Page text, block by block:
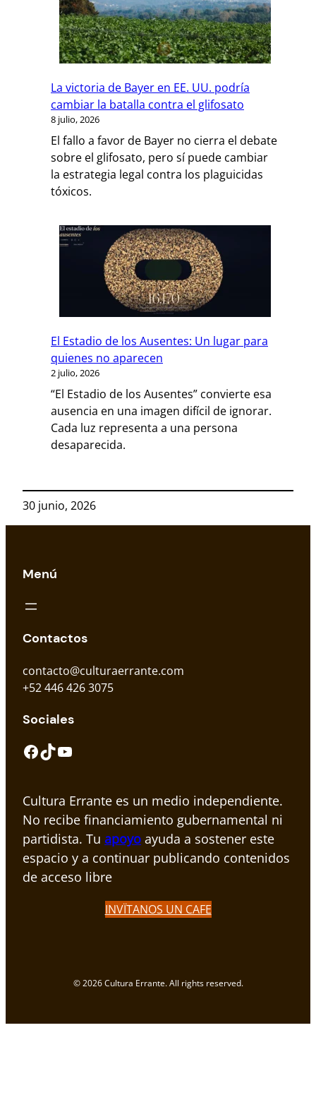
La victoria de Bayer en EE. UU. podría
cambiar la batalla contra el glifosato
8 julio, 2026
El fallo a favor de Bayer no cierra el debate
sobre el glifosato, pero sí puede cambiar
la estrategia legal contra los plaguicidas
tóxicos.
El Estadio de los Ausentes: Un lugar para
quienes no aparecen
2 julio, 2026
“El Estadio de los Ausentes” convierte esa
ausencia en una imagen difícil de ignorar.
Cada luz representa a una persona
desaparecida.
30 junio, 2026
Menú
Contactos
contacto@culturaerrante.com
+52 446 426 3075
Sociales
Facebook TikTok YouTube
Cultura Errante es un medio independiente.
No recibe financiamiento gubernamental ni
partidista. Tu apoyo ayuda a sostener este
espacio y a continuar publicando contenidos
de acceso libre
INVÏTANOS UN CAFE
© 2026 Cultura Errante. All rights reserved.